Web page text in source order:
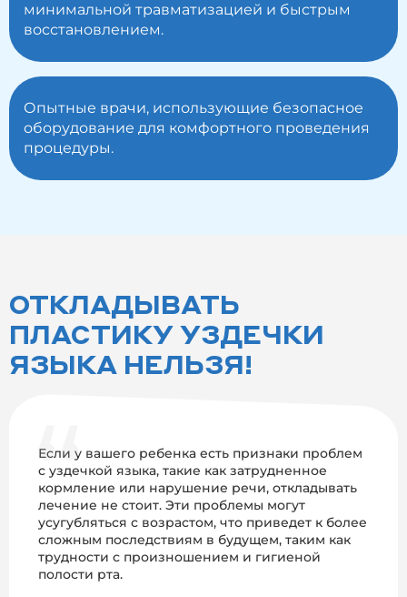
минимальной травматизацией и быстрым
восстановлением.
Опытные врачи, использующие безопасное
оборудование для комфортного проведения
процедуры.
ОТКЛАДЫВАТЬ
ПЛАСТИКУ УЗДЕЧКИ
ЯЗЫКА НЕЛЬЗЯ!
Если у вашего ребенка есть признаки проблем
с уздечкой языка, такие как затрудненное
кормление или нарушение речи, откладывать
лечение не стоит. Эти проблемы могут
усугубляться с возрастом, что приведет к более
сложным последствиям в будущем, таким как
трудности с произношением и гигиеной
полости рта.